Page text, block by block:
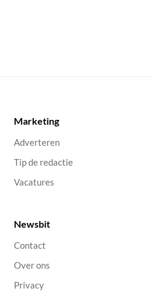
Marketing
Adverteren
Tip de redactie
Vacatures
Newsbit
Contact
Over ons
Privacy